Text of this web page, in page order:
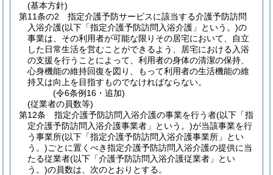
(基本方針)
第11条の2
指定介護予防サービスに該当する介護予防訪問
入浴介護(以下「指定介護予防訪問入浴介護」という。)の
事業は、その利用者が可能な限りその居宅において、自立
した日常生活を営むことができるよう、居宅における入浴
の支援を行うことによって、利用者の身体の清潔の保持、
心身機能の維持回復を図り、もって利用者の生活機能の維
持又は向上を目指すものでなければならない。
(令6条例16・追加)
(従業者の員数等)
第12条
指定介護予防訪問入浴介護の事業を行う者(以下「指
定介護予防訪問入浴介護事業者」という。)が当該事業を行
う事業所(以下「指定介護予防訪問入浴介護事業所」とい
う。)ごとに置くべき指定介護予防訪問入浴介護の提供に当
たる従業者(以下「介護予防訪問入浴介護従業者」とい
う。)の員数は、次のとおりとする。